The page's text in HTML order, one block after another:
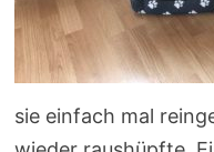
sie einfach mal